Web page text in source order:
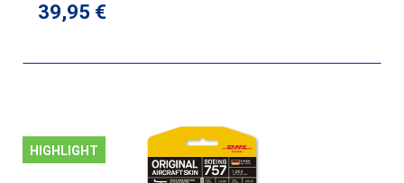
Regulärer Preis:
39,95 €
HIGHLIGHT